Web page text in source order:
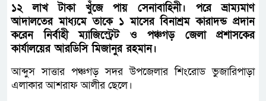
১২ লাখ টাকা খুঁজে পায় সেনাবাহিনী। পরে ভ্রাম্যমাণ
আদালতের মাধ্যমে তাকে ১ মাসের বিনাশ্রম কারাদন্ড প্রদান
করেন নির্বাহী ম্যাজিস্ট্রেট ও পঞ্চগড় জেলা প্রশাসকের
কার্যালয়ের আরডিসি মিজানুর রহমান।
আব্দুস সাত্তার পঞ্চগড় সদর উপজেলার শিংরোড ভুজারিপাড়া
এলাকার আশরাফ আলীর ছেলে।